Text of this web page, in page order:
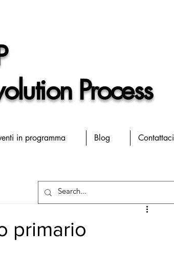
Process
in programma Blog Contattaci
primario